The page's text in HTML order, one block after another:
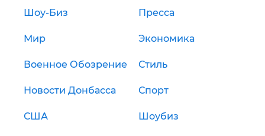
Шоу-Биз Пресса
Мир Экономика
Военное Обозрение Стиль
Новости Донбасса Спорт
США Шоубиз